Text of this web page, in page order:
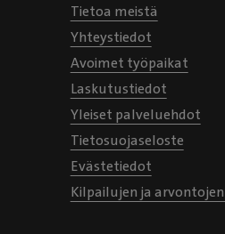
Tietoa meistä
Yhteystiedot
Avoimet työpaikat
Laskutustiedot
Yleiset palveluehdot
Tietosuojaseloste
Evästetiedot
Kilpailujen ja